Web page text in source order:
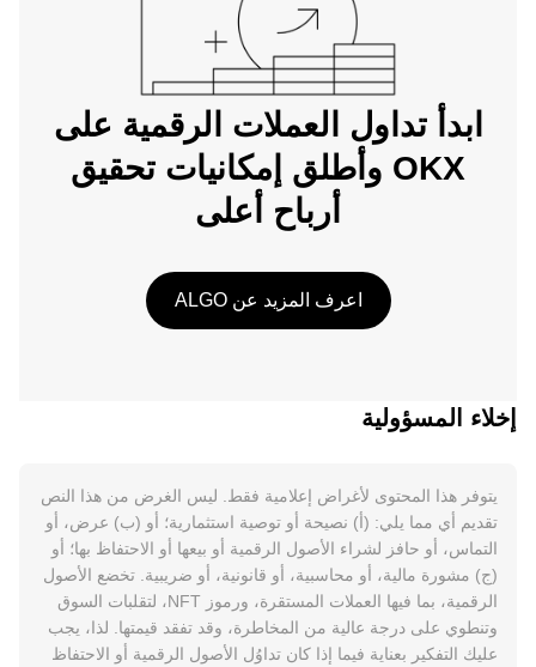
ابدأ تداول العملات الرقمية على
OKX وأطلق إمكانيات تحقيق
أرباح أعلى
اعرف المزيد عن ALGO
إخلاء المسؤولية
يتوفر هذا المحتوى لأغراض إعلامية فقط. ليس الغرض من هذا النص
تقديم أي مما يلي: (أ) نصيحة أو توصية استثمارية؛ أو (ب) عرض، أو
التماس، أو حافز لشراء الأصول الرقمية أو بيعها أو الاحتفاظ بها؛ أو
(ج) مشورة مالية، أو محاسبية، أو قانونية، أو ضريبية. تخضع الأصول
الرقمية، بما فيها العملات المستقرة، ورموز NFT، لتقلبات السوق
وتنطوي على درجة عالية من المخاطرة، وقد تفقد قيمتها. لذا، يجب
عليك التفكير بعناية فيما إذا كان تداوُل الأصول الرقمية أو الاحتفاظ